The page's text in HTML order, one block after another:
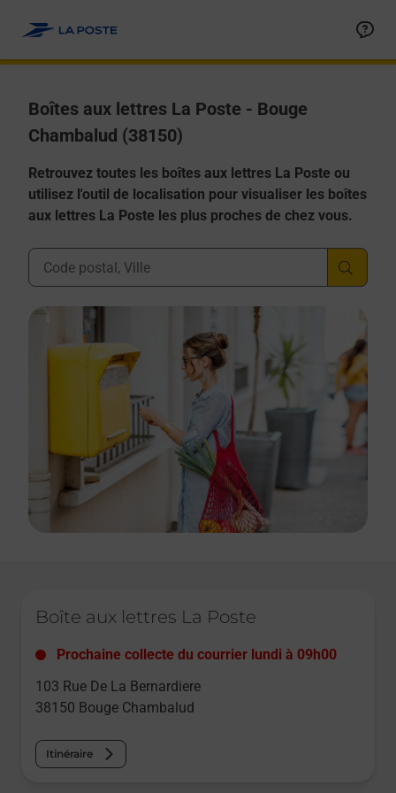
Boîtes aux lettres La Poste - Bouge
Chambalud (38150)
Retrouvez toutes les boîtes aux lettres La Poste ou
utilisez l'outil de localisation pour visualiser les boîtes
aux lettres La Poste les plus proches de chez vous.
Ville, Département, Code Postal
Boîte aux lettres La Poste
Prochaine collecte du courrier lundi à 09h00
103 Rue De La Bernardiere
38150 Bouge Chambalud
Itinéraire